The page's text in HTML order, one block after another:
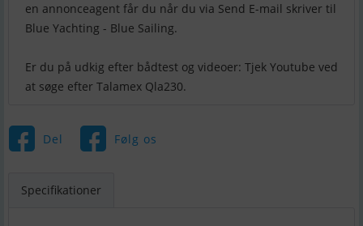
en annonceagent får du når du via Send E-mail skriver til
Blue Yachting - Blue Sailing.
Er du på udkig efter bådtest og videoer: Tjek Youtube ved
Del Følg os
Specifikationer